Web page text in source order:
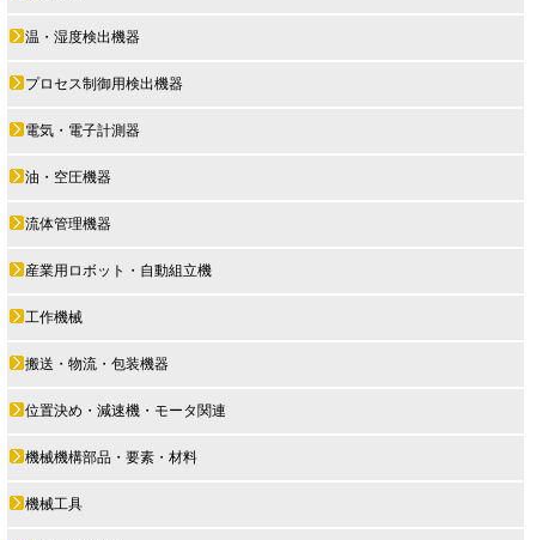
温・湿度検出機器
プロセス制御用検出機器
電気・電子計測器
油・空圧機器
流体管理機器
産業用ロボット・自動組立機
工作機械
搬送・物流・包装機器
位置決め・減速機・モータ関連
機械機構部品・要素・材料
機械工具